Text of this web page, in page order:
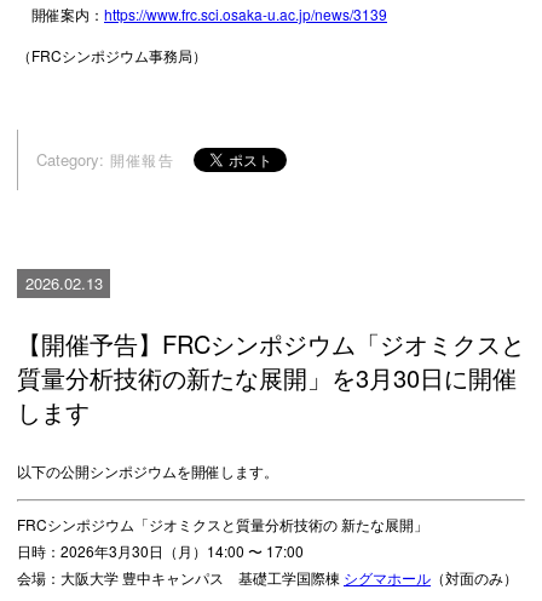
開催案内： https://www.frc.sci.osaka-u.ac.jp/news/3139
（FRCシンポジウム事務局）
Category: 開催報告
2026.02.13
【開催予告】FRCシンポジウム「ジオミクスと
質量分析技術の新たな展開」を3月30日に開催
します
以下の公開シンポジウムを開催します。
FRCシンポジウム「ジオミクスと質量分析技術の 新たな展開」
日時：2026年3月30日（月）14:00 〜 17:00
会場：大阪大学 豊中キャンパス 基礎工学国際棟 シグマホール （対面のみ）